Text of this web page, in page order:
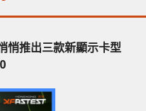
悄推出三款新顯示卡型